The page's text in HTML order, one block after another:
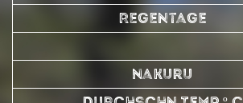
Regentage
Nakuru